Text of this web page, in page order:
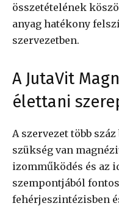
összetételének
anyag hatékony
szervezetben.
A JutaVit
élettani
A szervezet több
szükség van
izomműködés és az
szempontjából
fehérjeszintézisben